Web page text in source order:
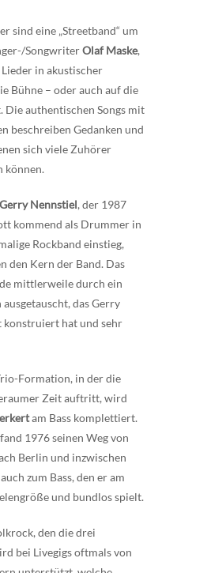
sind eine „Streetband“ um
SongwriterOlaf Maske,
in akustischer
Bühne – oder auch auf die
Die authentischen Songs mit
beschreiben Gedanken und
sich viele Zuhörer
können.
Gerry Nennstiel, der 1987
kommend als Drummer in
Rockband einstieg,
den Kern der Band. Das
mittlerweile durch ein
ausgetauscht, das Gerry
konstruiert hat und sehr
Formation, in der die
Zeit auftritt, wird
am Bass komplettiert.
1976 seinen Weg von
Berlin und inzwischen
zum Bass, den er am
und bundlos spielt.
den die drei
bei Livegigs oftmals von